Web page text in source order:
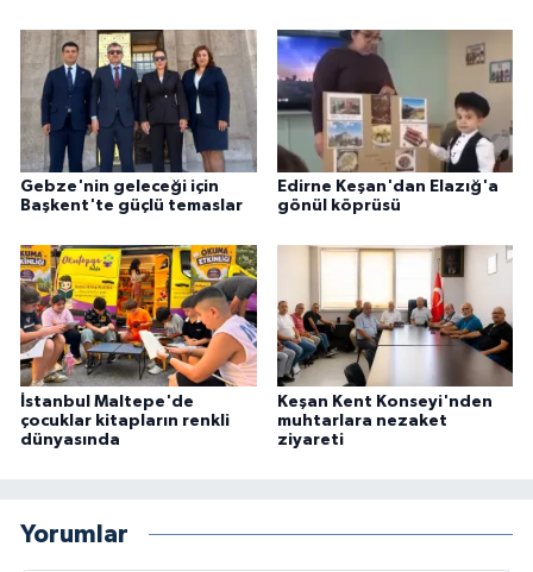
Gebze'nin geleceği için
Başkent'te güçlü temaslar
Edirne Keşan'dan Elazığ'a
gönül köprüsü
İstanbul Maltepe'de
çocuklar kitapların renkli
dünyasında
Keşan Kent Konseyi'nden
muhtarlara nezaket
ziyareti
Yorumlar